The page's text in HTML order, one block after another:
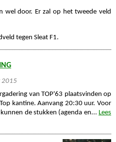
wel door. Er zal op het tweede veld
tegen Sleat F1.
2015
van TOP'63 plaatsvinden op
kantine. Aanvang 20:30 uur. Voor
de stukken (agenda en... Lees